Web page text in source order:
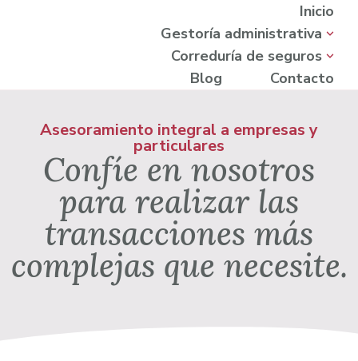
Inicio
Gestoría administrativa
Correduría de seguros
Blog
Contacto
Asesoramiento integral a empresas y
particulares
Confíe en nosotros
para realizar las
transacciones más
complejas que necesite.